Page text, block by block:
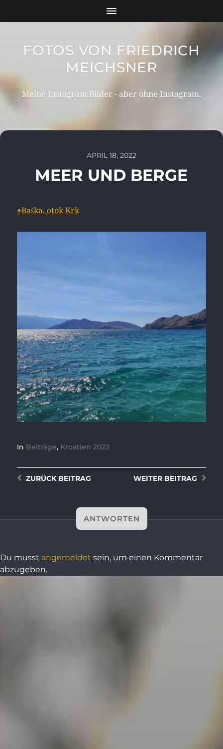
FOTOS VON FRIEDRICH
MEICHSNER
Meine Instagram Bilder - aber ohne Instagram.
APRIL 18, 2022
MEER UND BERGE
⌖Baška, otok Krk
In Beiträge, Kroatien 2022
WEITER BEITRAG
ZURÜCKBEITRAG
ANTWORTEN
Du musst angemeldet sein, um einen Kommentar
abzugeben.